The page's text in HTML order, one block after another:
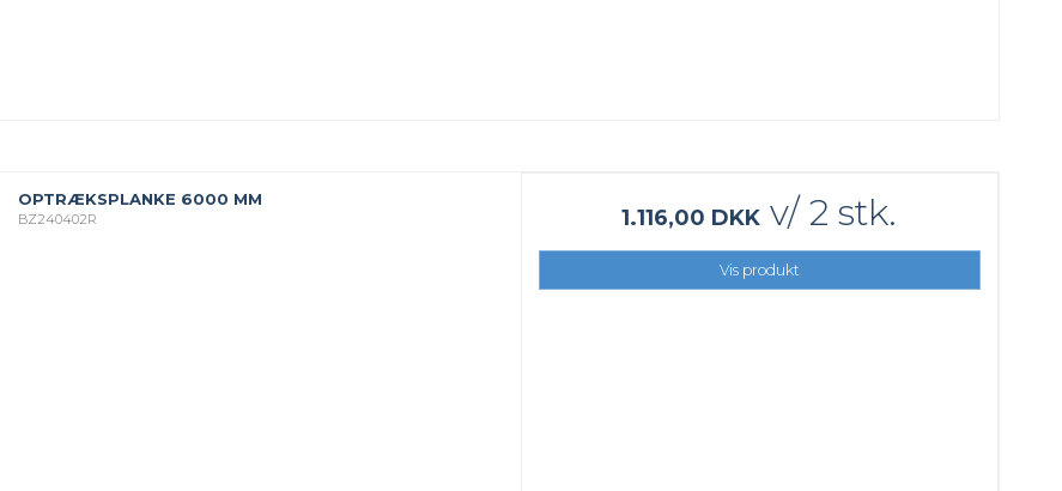
OPTRÆKSPLANKE 6000 MM
BZ240402R 1.116,00 DKK v/ 2 stk.
Vis produkt